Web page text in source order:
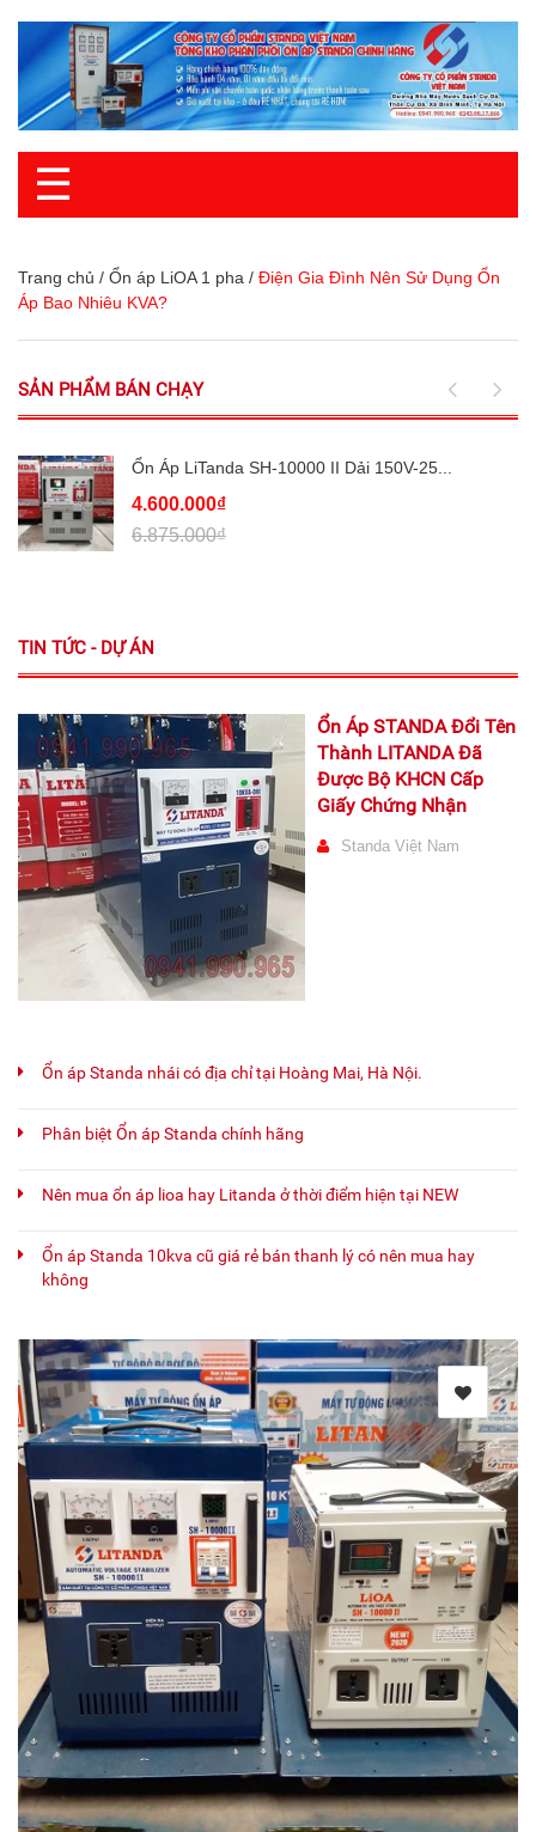
☰
Trang chủ / Ổn áp LiOA 1 pha / Điện Gia Đình Nên Sử Dụng Ổn
Áp Bao Nhiêu KVA?
SẢN PHẨM BÁN CHẠY
Ổn Áp LiTanda SH-10000 II Dải 150V-25...
4.600.000₫
6.875.000₫
TIN TỨC - DỰ ÁN
Ổn Áp STANDA Đổi Tên
Thành LITANDA Đã
Được Bộ KHCN Cấp
Giấy Chứng Nhận
Standa Việt Nam
Ổn áp Standa nhái có địa chỉ tại Hoàng Mai, Hà Nội.
Phân biệt Ổn áp Standa chính hãng
Nên mua ổn áp lioa hay Litanda ở thời điểm hiện tại NEW
Ổn áp Standa 10kva cũ giá rẻ bán thanh lý có nên mua hay
không